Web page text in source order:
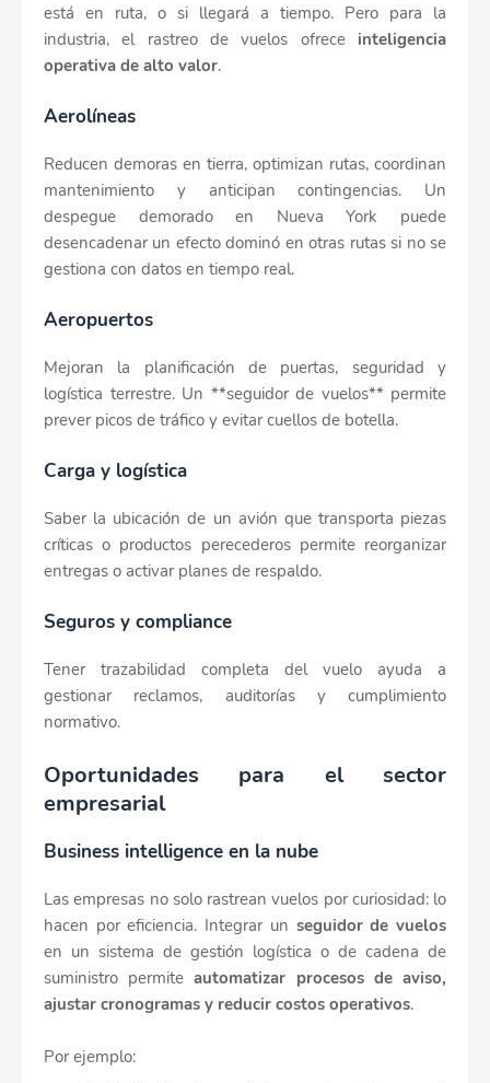
está en ruta, o si llegará a tiempo. Pero para la
industria, el rastreo de vuelos ofrece inteligencia
operativa de alto valor.
Aerolíneas
Reducen demoras en tierra, optimizan rutas, coordinan
mantenimiento y anticipan contingencias. Un
despegue demorado en Nueva York puede
desencadenar un efecto dominó en otras rutas si no se
gestiona con datos en tiempo real.
Aeropuertos
Mejoran la planificación de puertas, seguridad y
logística terrestre. Un **seguidor de vuelos** permite
prever picos de tráfico y evitar cuellos de botella.
Carga y logística
Saber la ubicación de un avión que transporta piezas
críticas o productos perecederos permite reorganizar
entregas o activar planes de respaldo.
Seguros y compliance
Tener trazabilidad completa del vuelo ayuda a
gestionar reclamos, auditorías y cumplimiento
normativo.
Oportunidades para el sector
empresarial
Business intelligence en la nube
Las empresas no solo rastrean vuelos por curiosidad: lo
hacen por eficiencia. Integrar un seguidor de vuelos
en un sistema de gestión logística o de cadena de
suministro permiteautomatizar procesos de aviso,
ajustar cronogramas y reducir costos operativos.
Por ejemplo: